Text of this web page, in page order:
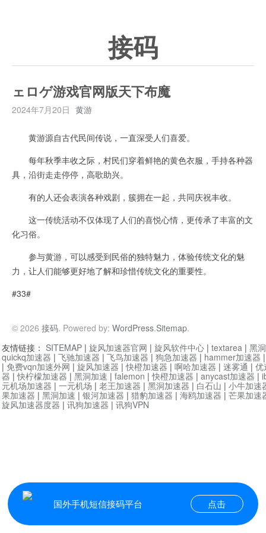
接码
ェロゲ游戏官网版天下布魔
2024年7月20日 黄游
黄游源自古代民间传说，一直深受人们喜爱。
每年秋季丰收之际，村民们穿着鲜艳的黄色衣服，手持各种器
具，沿街走走停停，高歌助兴。
有的人还会表演各种戏剧，簇拥在一起，共同庆祝丰收。
这一传统活动不仅体现了人们的喜悦心情，更传承了丰富的文
化习俗。
参与黄游，可以感受到民俗的独特魅力，体验传统文化的魅
力，让人们能够更好地了解和珍惜传统文化的重要性。
#33#
© 2026 接码. Powered by: WordPress.Sitemap.
国外手机短信接码平台 点击
友情链接： SITEMAP | 旋风加速器官网 | 旋风软件中心 | textarea | 黑
quickq加速器 | 飞驰加速器 | 飞鸟加速器 | 狗急加速器 | hammer加速器
| 免费vqn加速外网 | 旋风加速器 |快橙加速器 | 啊哈加速器 | 迷雾通 | 优
器 |快柠檬加速器 | 黑洞加速 | falemon |快橙加速器 | anycast加速器 |
元机场加速器 | 一元机场 | 老王加速器 | 黑洞加速器 | 白石山 | 小牛加速
果加速器 | 黑洞加速 | 银河加速器 | 猎豹加速器 | 海鸥加速器 | 芒果加速
旋风加速器度器 | 讯狗加速器 | 讯狗VPN